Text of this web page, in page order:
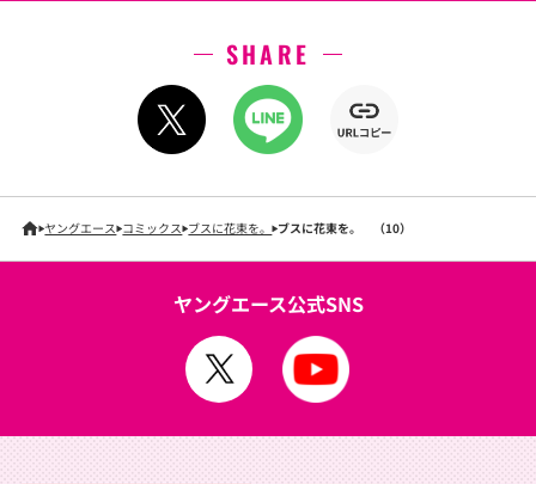
SHARE
ヤングエース コミックス ブスに花束を。 ブスに花束を。 （10）
ヤングエース公式SNS